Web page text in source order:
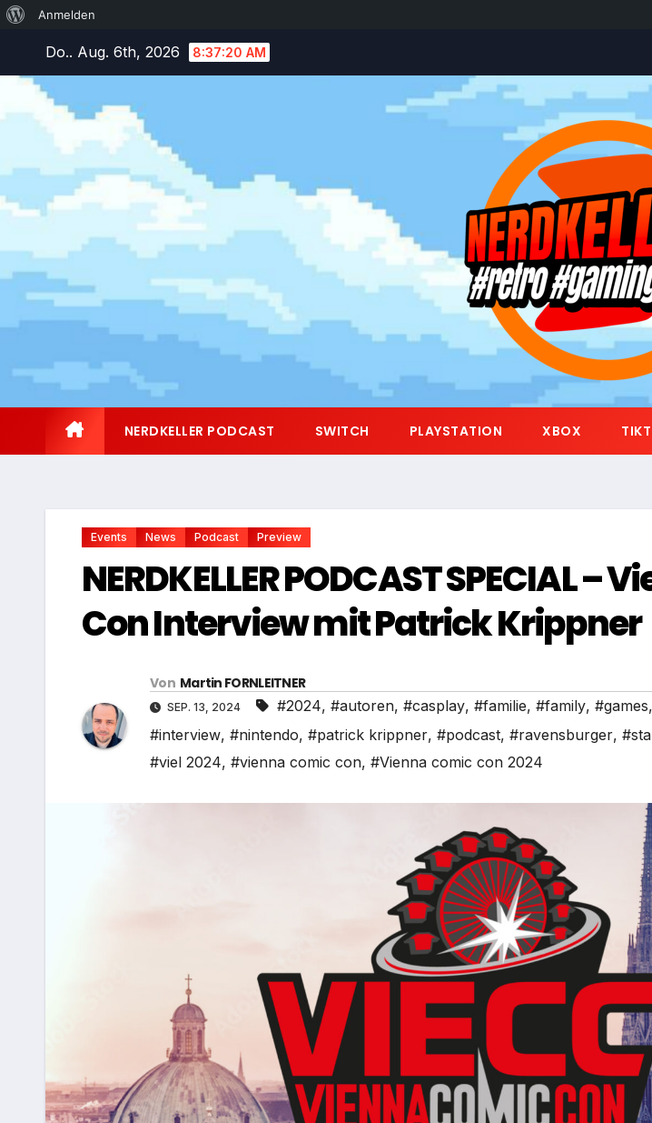
Über
Anmelden
springen
Do.. Aug. 6th, 2026 8:37:22 AM
NERDKELLER PODCAST SWITCH PLAYSTATION XBOX
Events News Podcast Preview
NERDKELLER PODCAST SPECIAL –
Con Interview mit Patrick Krippner
Von Martin FORNLEITNER
SEP. 13, 2024 #2024, #autoren, #casplay, #familie, #family, #games,
#interview, #nintendo, #patrick krippner, #podcast, #ravensburger,
#viel 2024, #vienna comic con, #Vienna comic con 2024